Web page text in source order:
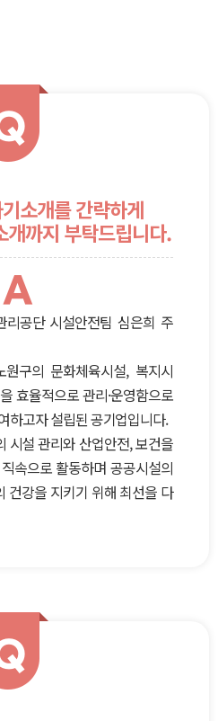
소개를 간략하게
개까지 부탁드립니다.
A
리공단 시설안전팀 심은희 주
구의 문화체육시설, 복지시
효율적으로 관리·운영함으로
하고자 설립된 공기업입니다.
시설 관리와 산업안전, 보건을
속으로 활동하며 공공시설의
건강을 지키기 위해 최선을 다